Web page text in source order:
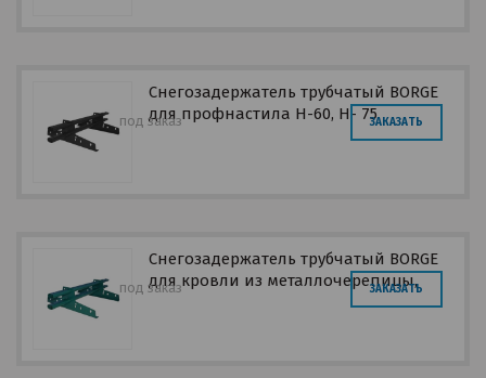
Снегозадержатель трубчатый BORGE
для профнастила Н-60, Н- 75
под заказ ЗАКАЗАТЬ
Снегозадержатель трубчатый BORGE
для кровли из металлочерепицы,
профнастила, материалов на основе
под заказ ЗАКАЗАТЬ